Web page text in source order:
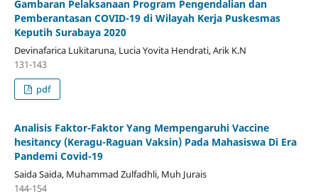
Gambaran Pelaksanaan Program Pengendalian dan
Pemberantasan COVID-19 di Wilayah Kerja Puskesmas
Keputih Surabaya 2020
Devinafarica Lukitaruna, Lucia Yovita Hendrati, Arik K.N
131-143
pdf
Analisis Faktor-Faktor Yang Mempengaruhi Vaccine
hesitancy (Keragu-Raguan Vaksin) Pada Mahasiswa Di Era
Pandemi Covid-19
Saida Saida, Muhammad Zulfadhli, Muh Jurais
144-154